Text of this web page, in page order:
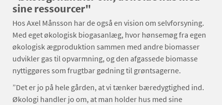
sine ressourcer"
Hos Axel Månsson har de også en vision om selvforsyning.
Med eget økologisk biogasanlæg, hvor hønsemøg fra egen
økologisk ægproduktion sammen med andre biomasser
udvikler gas til opvarmning, og den afgassede biomasse
nyttiggøres som frugtbar gødning til grøntsagerne.
”Det er jo på hele gården, at vi tænker bæredygtighed ind.
Økologi handler jo om, at man holder hus med sine